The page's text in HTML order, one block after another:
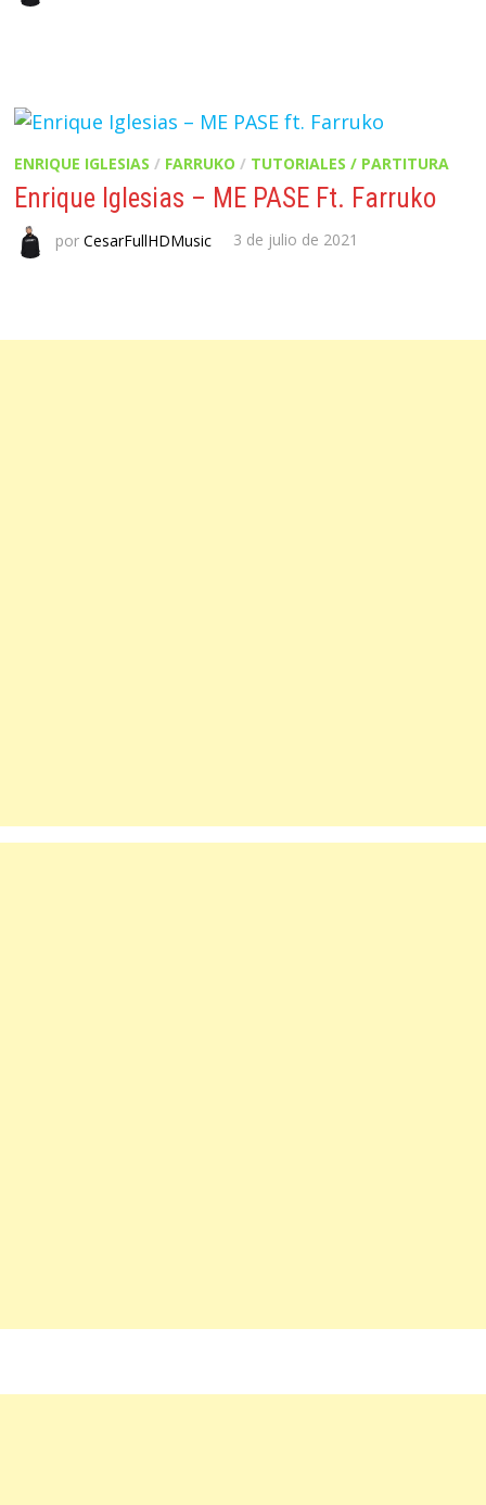
ENRIQUE IGLESIAS / FARRUKO / TUTORIALES / PARTITURA
Enrique Iglesias – ME PASE Ft. Farruko
porCesarFullHDMusic 3 de julio de 2021